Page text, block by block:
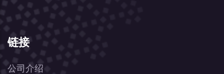
链接
公司介绍